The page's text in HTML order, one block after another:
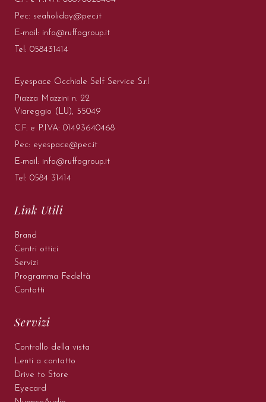
Pec: seaholiday@pec.it
E-mail: info@ruffogroup.it
Tel: 058431414
Eyespace Occhiale Self Service S.r.l
Piazza Mazzini n. 22
Viareggio (LU), 55049
C.F. e P.IVA: 01493640468
Pec: eyespace@pec.it
E-mail: info@ruffogroup.it
Tel: 0584 31414
Link Utili
Brand
Centri ottici
Servizi
Programma Fedeltà
Contatti
Servizi
Controllo della vista
Lenti a contatto
Drive to Store
Eyecard